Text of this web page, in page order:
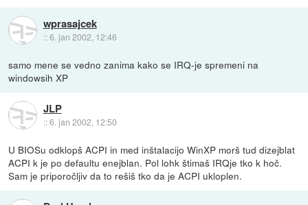
wprasajcek
::6. jan 2002, 12:46
samo mene se vedno zanima kako se IRQ-je spremeni na
windowsih XP
JLP
::6. jan 2002, 12:50
U BIOSu odklopš ACPI in med inštalacijo WinXP morš tud dizejblat
ACPI k je po defaultu enejblan. Pol lohk štimaš IRQje tko k hoč.
Sam je priporočljiv da to rešiš tko da je ACPI ukloplen.